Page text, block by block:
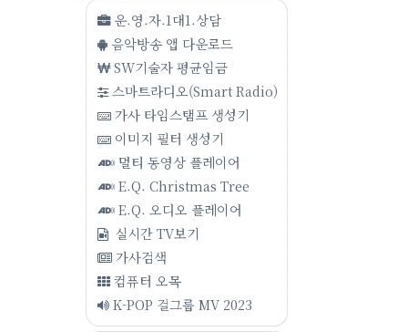
운.영.자.1대1.상담
음악방송 앱 다운로드
SW기술자 평균임금
스마트라디오(Smart Radio)
가사 타임스탬프 생성기
이미지 필터 생성기
멀티 동영상 플레이어
E.Q. Christmas Tree
E.Q. 오디오 플레이어
실시간 TV보기
가사검색
컴퓨터 오목
K-POP 걸그룹 MV 2023